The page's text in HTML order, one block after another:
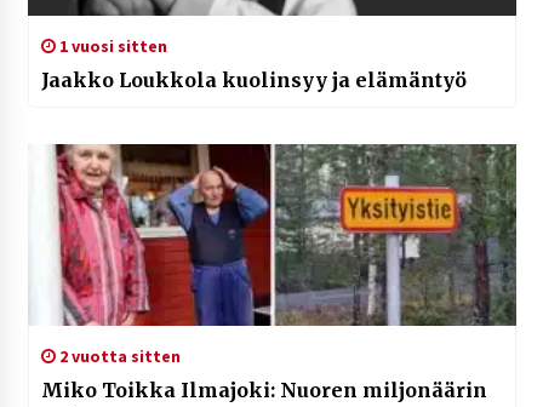
1 vuosi sitten
Jaakko Loukkola kuolinsyy ja elämäntyö
2 vuotta sitten
Miko Toikka Ilmajoki: Nuoren miljonäärin